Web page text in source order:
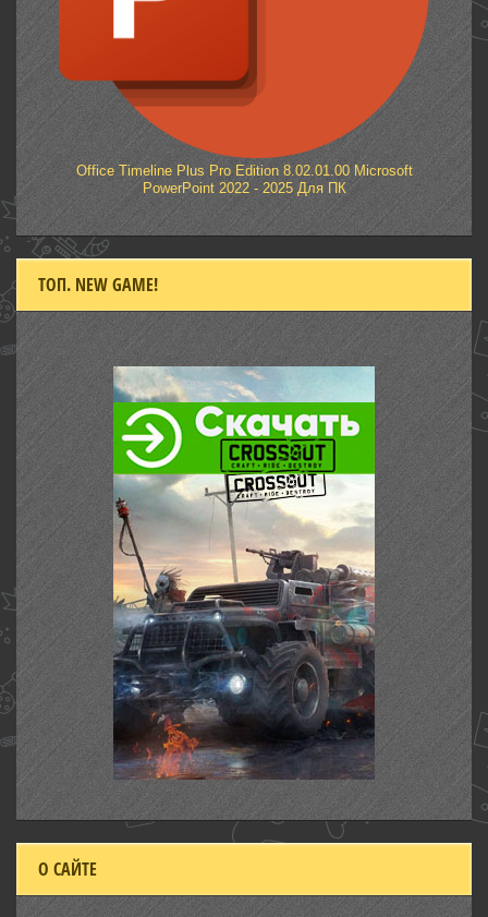
Office Timeline Plus Pro Edition 8.02.01.00 Microsoft
PowerPoint 2022 - 2025 Для ПК
ТОП. NEW GAME!
О САЙТЕ